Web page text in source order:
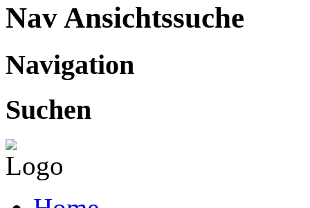
Nav Ansichtssuche
Navigation
Suchen